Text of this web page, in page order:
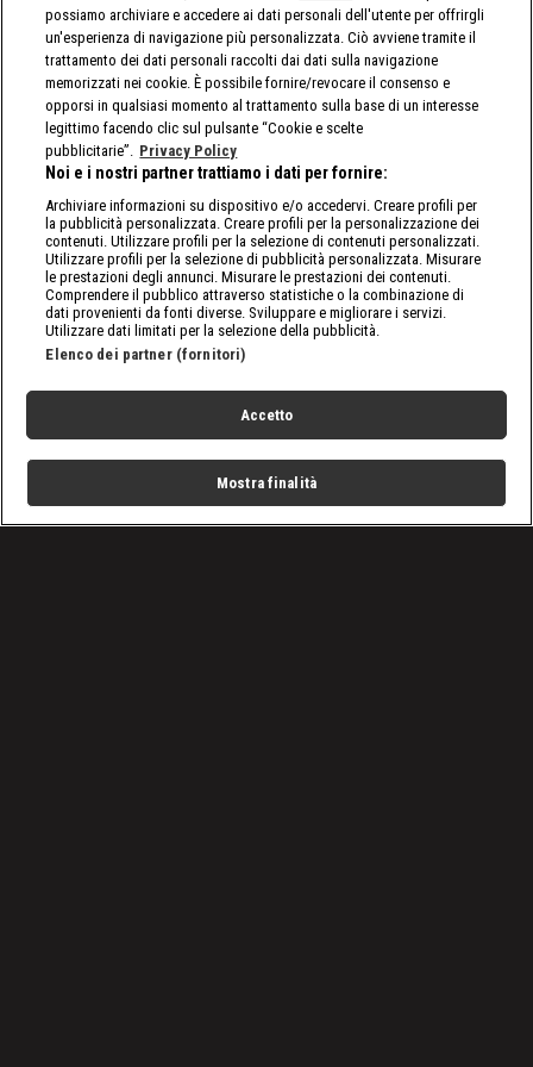
possiamo archiviare e accedere ai dati personali dell'utente per offrirgli
un'esperienza di navigazione più personalizzata. Ciò avviene tramite il
trattamento dei dati personali raccolti dai dati sulla navigazione
memorizzati nei cookie. È possibile fornire/revocare il consenso e
opporsi in qualsiasi momento al trattamento sulla base di un interesse
legittimo facendo clic sul pulsante “Cookie e scelte
pubblicitarie”. Privacy Policy
Noi e i nostri partner trattiamo i dati per fornire:
Archiviare informazioni su dispositivo e/o accedervi. Creare profili per
la pubblicità personalizzata. Creare profili per la personalizzazione dei
contenuti. Utilizzare profili per la selezione di contenuti personalizzati.
Utilizzare profili per la selezione di pubblicità personalizzata. Misurare
le prestazioni degli annunci. Misurare le prestazioni dei contenuti.
Comprendere il pubblico attraverso statistiche o la combinazione di
dati provenienti da fonti diverse. Sviluppare e migliorare i servizi.
Utilizzare dati limitati per la selezione della pubblicità.
Elenco dei partner (fornitori)
Accetto
Mostra finalità